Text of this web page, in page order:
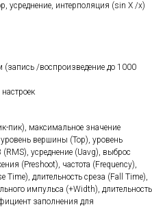
усреднение, интерполяция (sin X /x)
(запись /воспроизведение до 1000
пик), максимальное значение
вершины (Top), уровень
усреднение (Uavg), выброс
(Preshoot), частота (Frequency),
Time), длительность среза (Fall Time),
импульса (+Width), длительность
заполнения для